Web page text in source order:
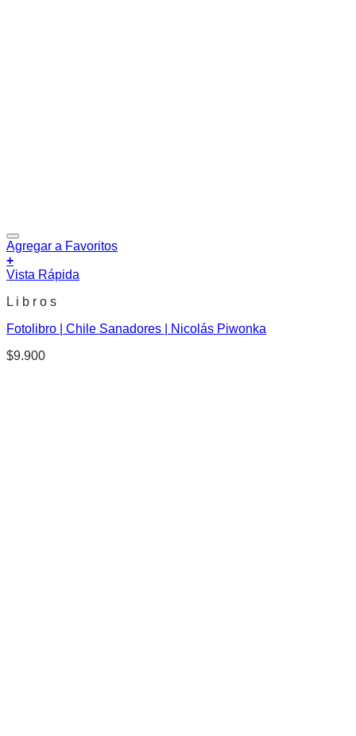
Agregar a Favoritos
+
Vista Rápida
L i b r o s
Fotolibro | Chile Sanadores | Nicolás Piwonka
$9.900